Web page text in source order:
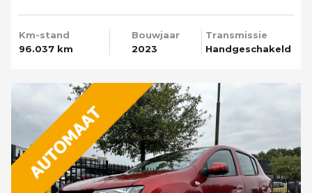
Km-stand
96.037 km
Bouwjaar
2023
Transmissie
Handgeschakeld